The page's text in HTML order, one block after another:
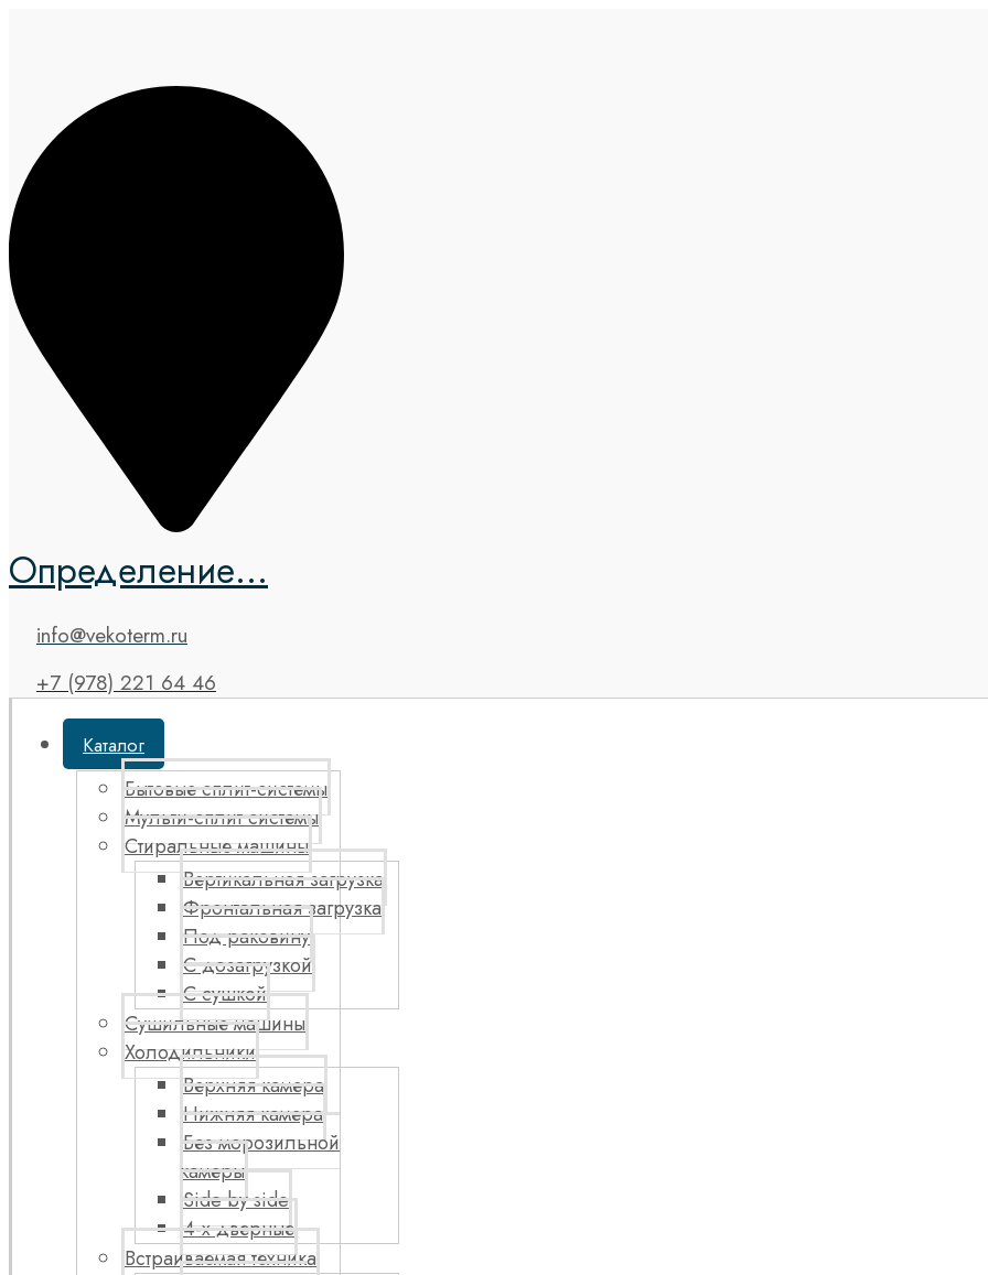
Определение...
info@vekoterm.ru
+7 (978) 221 64 46
Каталог
Бытовые сплит-системы
Мульти-сплит системы
Стиральные машины
Вертикальная загрузка
Фронтальная загрузка
Под раковину
С дозагрузкой
С сушкой
Сушильные машины
Холодильники
Верхняя камера
Нижняя камера
Без морозильной
камеры
Side by side
4-х дверные
Встраиваемая техника